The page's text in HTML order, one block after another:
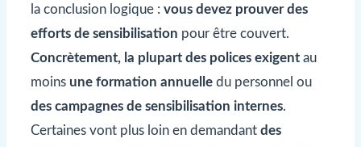
la conclusion logique :vous devez prouver des
efforts de sensibilisation pour être couvert.
Concrètement, la plupart des polices exigent au
moins une formation annuelle du personnel ou
des campagnes de sensibilisation internes.
Certaines vont plus loin en demandantdes